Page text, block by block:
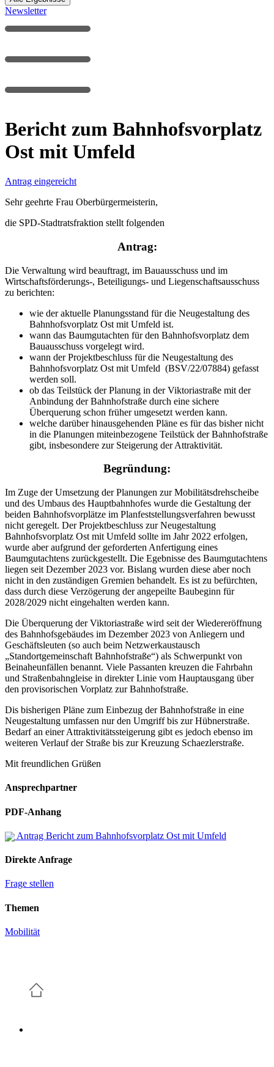
Newsletter
Bericht zum Bahnhofsvorplatz
Ost mit Umfeld
Antrag eingereicht
Sehr geehrte Frau Oberbürgermeisterin,
die SPD-Stadtratsfraktion stellt folgenden
Antrag:
Die Verwaltung wird beauftragt, im Bauausschuss und im
Wirtschaftsförderungs-, Beteiligungs- und Liegenschaftsausschuss
zu berichten:
wie der aktuelle Planungsstand für die Neugestaltung des
Bahnhofsvorplatz Ost mit Umfeld ist.
wann das Baumgutachten für den Bahnhofsvorplatz dem
Bauausschuss vorgelegt wird.
wann der Projektbeschluss für die Neugestaltung des
Bahnhofsvorplatz Ost mit Umfeld (BSV/22/07884) gefasst
werden soll.
ob das Teilstück der Planung in der Viktoriastraße mit der
Anbindung der Bahnhofstraße durch eine sichere
Überquerung schon früher umgesetzt werden kann.
welche darüber hinausgehenden Pläne es für das bisher nicht
in die Planungen miteinbezogene Teilstück der Bahnhofstraße
gibt, insbesondere zur Steigerung der Attraktivität.
Begründung:
Im Zuge der Umsetzung der Planungen zur Mobilitätsdrehscheibe
und des Umbaus des Hauptbahnhofes wurde die Gestaltung der
beiden Bahnhofsvorplätze im Planfeststellungsverfahren bewusst
nicht geregelt. Der Projektbeschluss zur Neugestaltung
Bahnhofsvorplatz Ost mit Umfeld sollte im Jahr 2022 erfolgen,
wurde aber aufgrund der geforderten Anfertigung eines
Baumgutachtens zurückgestellt. Die Egebnisse des Baumgutachtens
liegen seit Dezember 2023 vor. Bislang wurden diese aber noch
nicht in den zuständigen Gremien behandelt. Es ist zu befürchten,
dass durch diese Verzögerung der angepeilte Baubeginn für
2028/2029 nicht eingehalten werden kann.
Die Überquerung der Viktoriastraße wird seit der Wiedereröffnung
des Bahnhofsgebäudes im Dezember 2023 von Anliegern und
Geschäftsleuten (so auch beim Netzwerkaustausch
„Standortgemeinschaft Bahnhofstraße“) als Schwerpunkt von
Beinaheunfällen benannt. Viele Passanten kreuzen die Fahrbahn
und Straßenbahngleise in direkter Linie vom Hauptausgang über
den provisorischen Vorplatz zur Bahnhofstraße.
Dis bisherigen Pläne zum Einbezug der Bahnhofstraße in eine
Neugestaltung umfassen nur den Umgriff bis zur Hübnerstraße.
Bedarf an einer Attraktivitätssteigerung gibt es jedoch ebenso im
weiteren Verlauf der Straße bis zur Kreuzung Schaezlerstraße.
Mit freundlichen Grüßen
Ansprechpartner
PDF-Anhang
Antrag Bericht zum Bahnhofsvorplatz Ost mit Umfeld
Direkte Anfrage
Frage stellen
Themen
Mobilität